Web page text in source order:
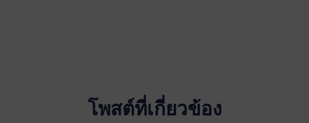
โพสต์ที่เกี่ยวข้อง